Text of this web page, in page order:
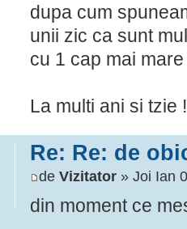
dupa cum
unii zic ca sunt
cu 1 cap mai
La multi ani si tzie
Re: Re: de
de Vizitator » Joi Ian
din moment ce